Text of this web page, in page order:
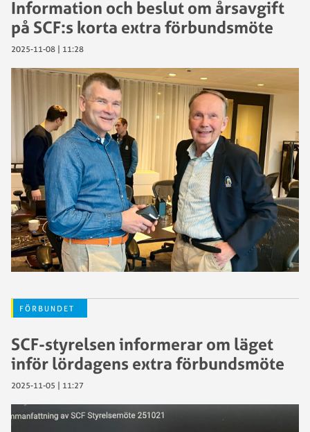
Information och beslut om årsavgift
på SCF:s korta extra förbundsmöte
2025-11-08 | 11:28
FÖRBUNDET
SCF-styrelsen informerar om läget
inför lördagens extra förbundsmöte
2025-11-05 | 11:27